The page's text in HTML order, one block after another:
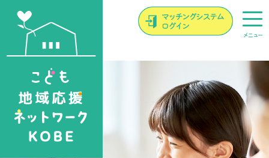
メニュー
ここから本文です。